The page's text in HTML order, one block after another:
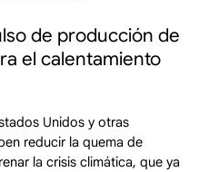
de producción de
el calentamiento
Unidos y otras
reducir la quema de
la crisis climática, que ya